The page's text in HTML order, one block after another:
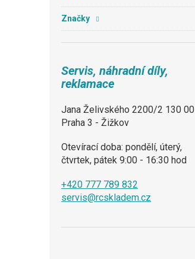
Značky
Servis, náhradní díly,
reklamace
Jana Želivského 2200/2 130 00
Praha 3 - Žižkov
Otevírací doba: pondělí, úterý,
čtvrtek, pátek 9:00 - 16:30 hod
+420 777 789 832
servis@rcskladem.cz